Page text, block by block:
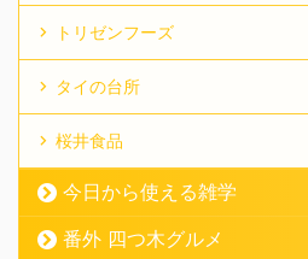
トリゼンフーズ
タイの台所
桜井食品
今日から使える雑学
番外 四つ木グルメ